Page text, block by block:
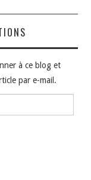
à ce blog et
par e-mail.